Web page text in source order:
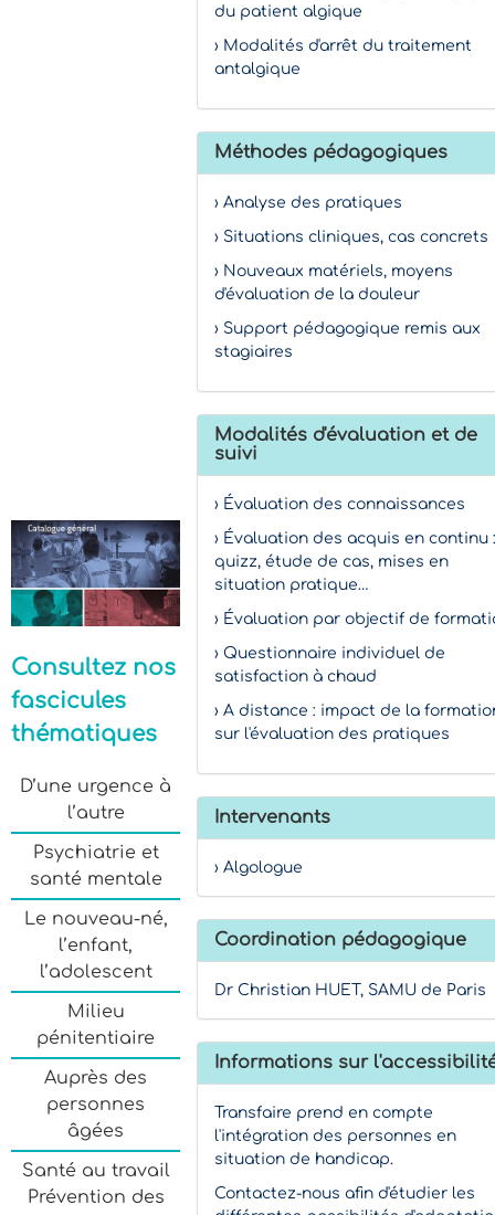
Consultez nos
fascicules
thématiques
D’une urgence à
l’autre
Psychiatrie et
santé mentale
Le nouveau-né,
l’enfant,
l’adolescent
Milieu
pénitentiaire
Auprès des
personnes
âgées
Santé au travail
Prévention des
du patient algique
› Modalités d'arrêt du traitement
antalgique
Méthodes pédagogiques
› Analyse des pratiques
› Situations cliniques, cas concrets
› Nouveaux matériels, moyens
d'évaluation de la douleur
› Support pédagogique remis aux
stagiaires
Modalités d'évaluation et de
suivi
› Évaluation des connaissances
› Évaluation des acquis en continu :
quizz, étude de cas, mises en
situation pratique…
› Évaluation par objectif de
› Questionnaire individuel de
satisfaction à chaud
› A distance : impact de la
sur l'évaluation des pratiques
Intervenants
› Algologue
Coordination pédagogique
Dr Christian HUET, SAMU de Paris
Informations sur
Transfaire prend en compte
l'intégration des personnes en
situation de handicap.
Contactez-nous afin d'étudier les